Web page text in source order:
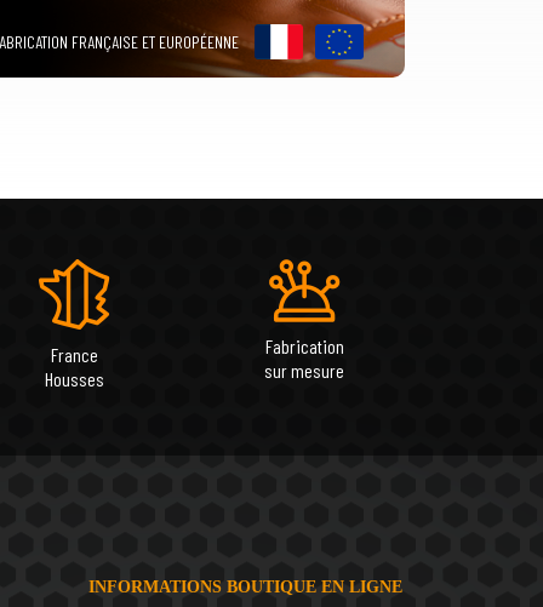
FRANÇAISE ET EUROPÉENNE
France
Housses
Fabrication
sur mesure
INFORMATIONS BOUTIQUE EN LIGNE